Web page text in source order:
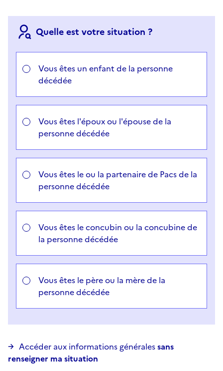
Quelle est votre situation ?
Vous êtes un enfant de la personne
décédée
Vous êtes l'époux ou l'épouse de la
personne décédée
Vous êtes le ou la partenaire de Pacs de la
personne décédée
Vous êtes le concubin ou la concubine de
la personne décédée
Vous êtes le père ou la mère de la
personne décédée
Accéder aux informations généralessans
renseigner ma situation